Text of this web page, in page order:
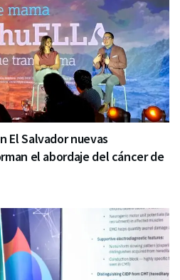
El Salvador nuevas
el abordaje del cáncer de